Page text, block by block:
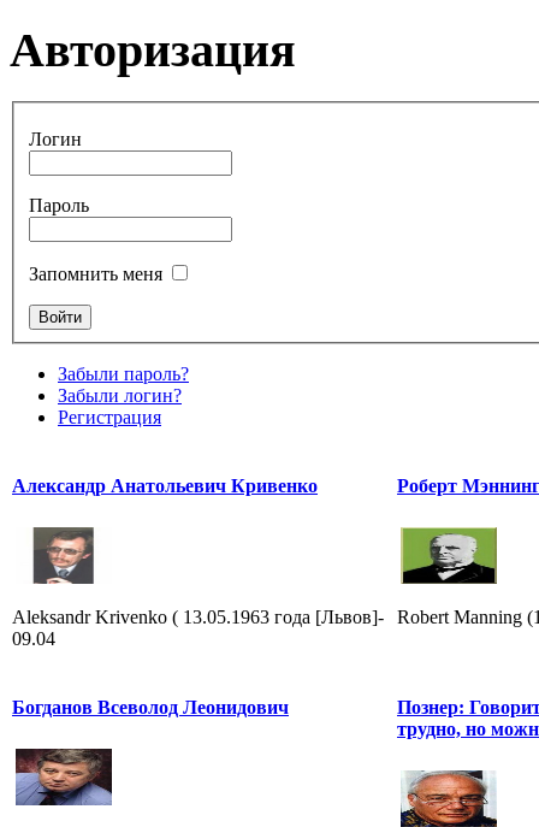
Авторизация
Логин
Пароль
Запомнить меня
Забыли пароль?
Забыли логин?
Регистрация
Александр Анатольевич Кривенко
Aleksandr Krivenko ( 13.05.1963 года [Львов]-
09.04
Роберт Мэннинг
Robert Manning
Богданов Всеволод Леонидович
Познер:
трудно, но